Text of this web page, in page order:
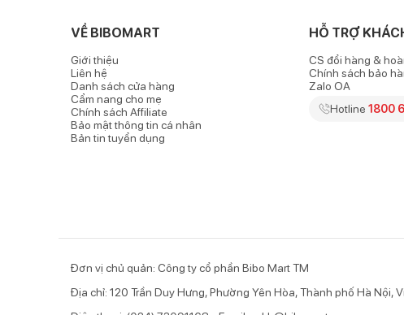
cao, từ đó cho bé vận động thật thoải mái.
- Tất cả các sản phẩm của Bibo's đều đã qua kiểm nghiệm
Thiết kế dáng bo thời trang
- Quần sở hữu kiểu dáng thời trang với ống bo nhỏ dần về
VỀ BIBOMART
Giới thiệu
Liên hệ
Danh sách cửa hàng
Cẩm nang cho mẹ
Chính sách Affiliate
Bảo mật thông tin cá nhân
Bản tin tuyển dụng
HỖ TRỢ
CS đổi hàng &
Chính sách bảo
Zalo OA
Hotline 1800
Đơn vị chủ quản: Công ty cổ phần Bibo Mart TM
Địa chỉ: 120 Trần Duy Hưng, Phường Yên Hòa, Thành phố Hà Nội,